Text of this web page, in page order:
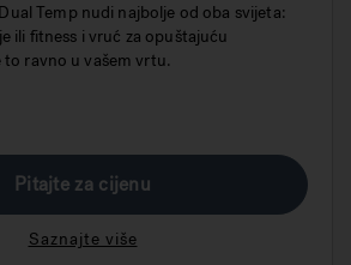
Temp nudi najbolje od oba svijeta:
ili fitness i vruć za opuštajuću
ravno u vašem vrtu.
Pitajte za cijenu
Saznajte više